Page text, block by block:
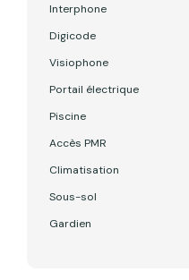
Interphone
Digicode
Visiophone
Portail électrique
Piscine
Accès PMR
Climatisation
Sous-sol
Gardien